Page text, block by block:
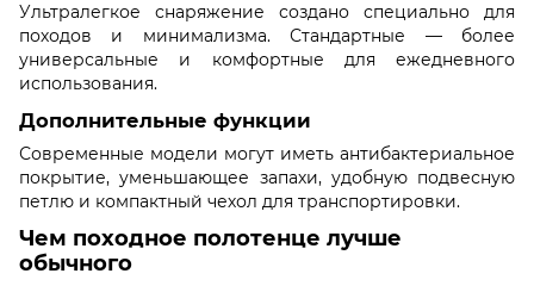
Ультралегкое снаряжение создано специально для
походов и минимализма. Стандартные — более
универсальные и комфортные для ежедневного
использования.
Дополнительные функции
Современные модели могут иметь антибактериальное
покрытие, уменьшающее запахи, удобную подвесную
петлю и компактный чехол для транспортировки.
Чем походное полотенце лучше
обычного